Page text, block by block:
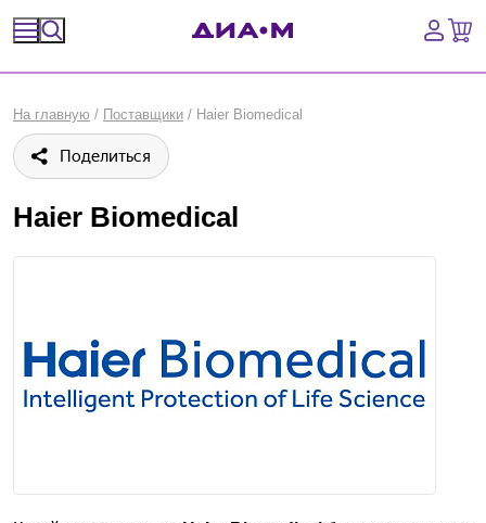
Оборудование, приборы
Библиотека
Войти
На главную / Поставщики / Haier Biomedical
Поделиться
Haier Biomedical